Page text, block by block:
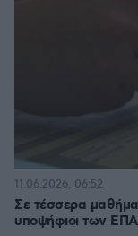
Σε τέσσερα
υποψήφιοι των
11.06.2026, 06:52